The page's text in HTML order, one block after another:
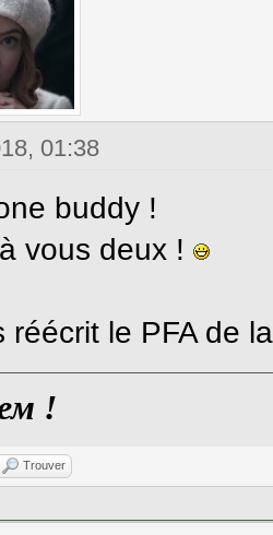
01:38
buddy !
vous deux !
réécrit le PFA de
!
Trouver